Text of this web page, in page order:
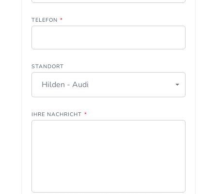
TELEFON *
STANDORT
Hilden - Audi
IHRE NACHRICHT *